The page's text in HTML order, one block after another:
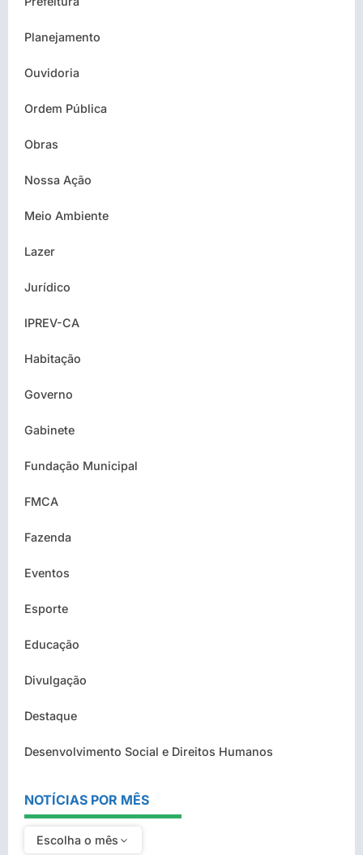
Planejamento
Ouvidoria
Ordem Pública
Obras
Nossa Ação
Meio Ambiente
Lazer
Jurídico
IPREV-CA
Habitação
Governo
Gabinete
Fundação Municipal
FMCA
Fazenda
Eventos
Esporte
Educação
Divulgação
Destaque
Desenvolvimento Social e Direitos Humanos
NOTÍCIAS POR MÊS
Escolha o mês